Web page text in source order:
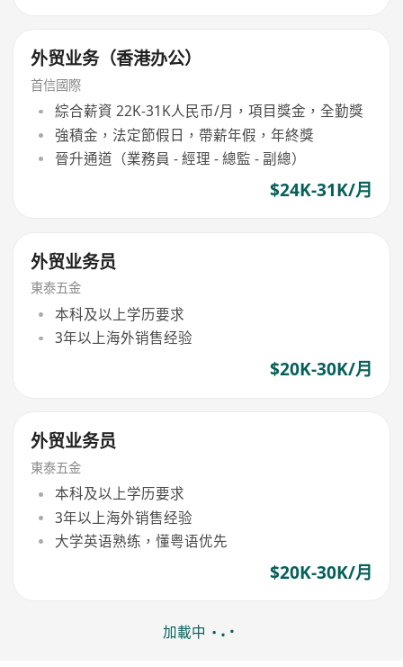
外贸业务（香港办公）
首信國際
綜合薪資 22K-31K人民币/月，項目獎金，全勤獎
強積金，法定節假日，帶薪年假，年終獎
晉升通道（業務員 - 經理 - 總監 - 副總）
$24K-31K/月
外贸业务员
東泰五金
本科及以上学历要求
3年以上海外销售经验
$20K-30K/月
外贸业务员
東泰五金
本科及以上学历要求
3年以上海外销售经验
大学英语熟练，懂粤语优先
$20K-30K/月
加載中